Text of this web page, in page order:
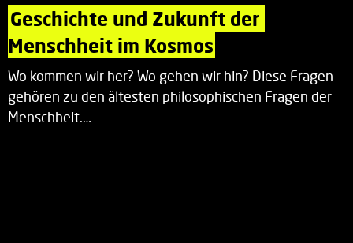
Geschichte und Zukunft der
Menschheit im Kosmos
Wo kommen wir her? Wo gehen wir hin? Diese Fragen
gehören zu den ältesten philosophischen Fragen der
Menschheit.…